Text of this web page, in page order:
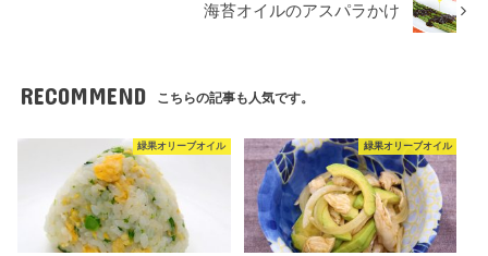
海苔オイルのアスパラかけ
RECOMMEND こちらの記事も人気です。
緑果オリーブオイル 緑果オリーブオイル